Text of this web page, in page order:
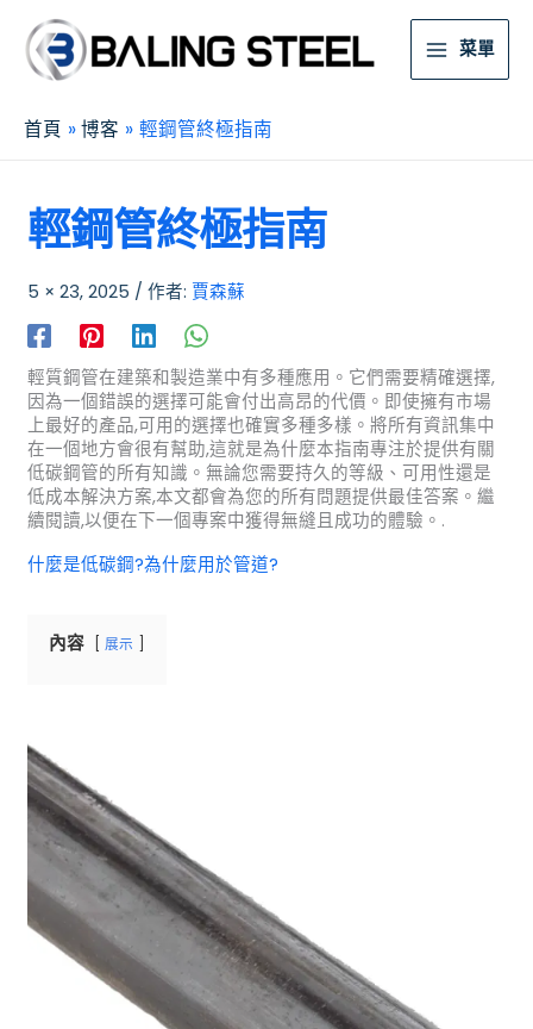
菜單
首頁 博客 輕鋼管終極指南
輕鋼管終極指南
5 × 23, 2025 / 作者: 賈森蘇
輕質鋼管在建築和製造業中有多種應用。它們需要精確選擇,
因為一個錯誤的選擇可能會付出高昂的代價。即使擁有市場
上最好的產品,可用的選擇也確實多種多樣。將所有資訊集中
在一個地方會很有幫助,這就是為什麼本指南專注於提供有關
低碳鋼管的所有知識。無論您需要持久的等級、可用性還是
低成本解決方案,本文都會為您的所有問題提供最佳答案。繼
續閱讀,以便在下一個專案中獲得無縫且成功的體驗。.
什麼是低碳鋼?為什麼用於管道?
內容 展示